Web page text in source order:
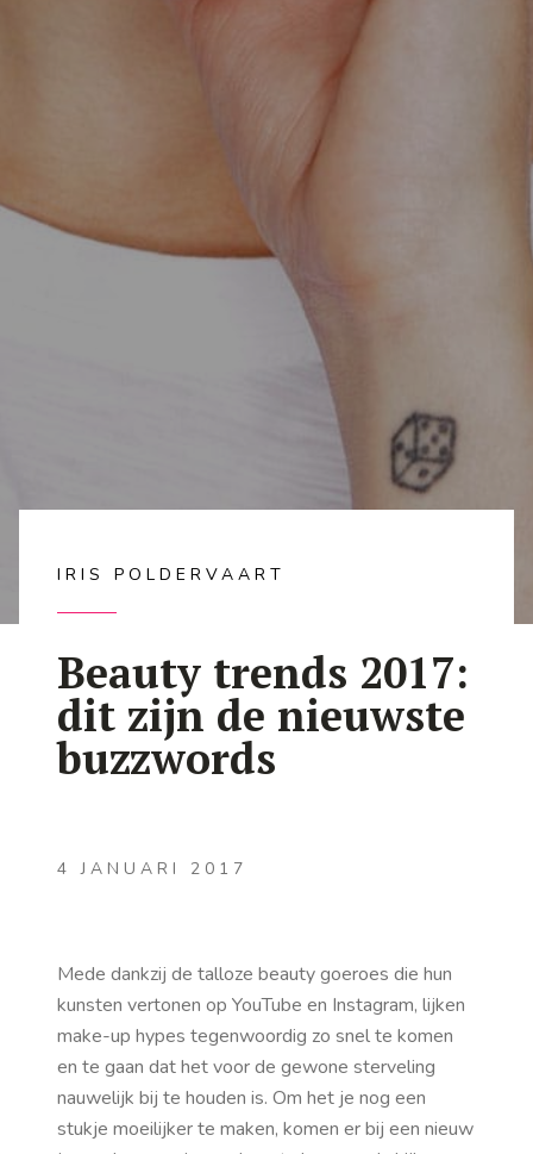
IRIS POLDERVAART
Beauty trends 2017:
dit zijn de nieuwste
buzzwords
4 JANUARI 2017
Mede dankzij de talloze beauty goeroes die hun
kunsten vertonen op YouTube en Instagram, lijken
make-up hypes tegenwoordig zo snel te komen
en te gaan dat het voor de gewone sterveling
nauwelijk bij te houden is. Om het je nog een
stukje moeilijker te maken, komen er bij een nieuw